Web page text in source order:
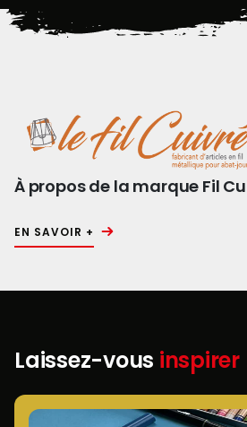
À propos de la marque Fil
EN SAVOIR +
Laissez-vous inspirer